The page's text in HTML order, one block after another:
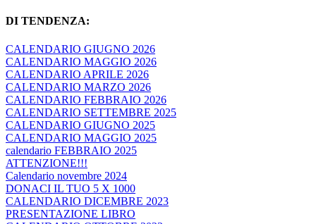
DI TENDENZA:
CALENDARIO GIUGNO 2026
CALENDARIO MAGGIO 2026
CALENDARIO APRILE 2026
CALENDARIO MARZO 2026
CALENDARIO FEBBRAIO 2026
CALENDARIO SETTEMBRE 2025
CALENDARIO GIUGNO 2025
CALENDARIO MAGGIO 2025
calendario FEBBRAIO 2025
ATTENZIONE!!!
Calendario novembre 2024
DONACI IL TUO 5 X 1000
CALENDARIO DICEMBRE 2023
PRESENTAZIONE LIBRO